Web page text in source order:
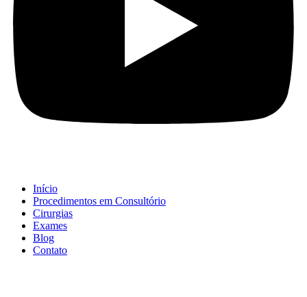
Início
Procedimentos em Consultório
Cirurgias
Exames
Blog
Contato